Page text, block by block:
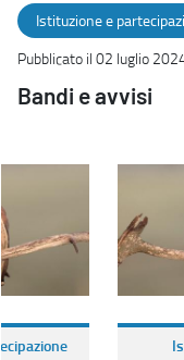
Istituzione e
Pubblicato il 02 luglio
Bandi e avvisi